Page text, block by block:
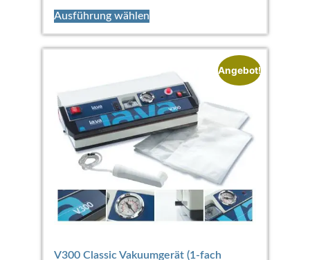
Ausführung wählen
Angebot!
V300 Classic Vakuumgerät (1-fach